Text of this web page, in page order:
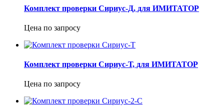
Комплект проверки Сириус-Д, для ИМИТАТОР
Цена по запросу
Комплект проверки Сириус-Т, для ИМИТАТОР
Цена по запросу